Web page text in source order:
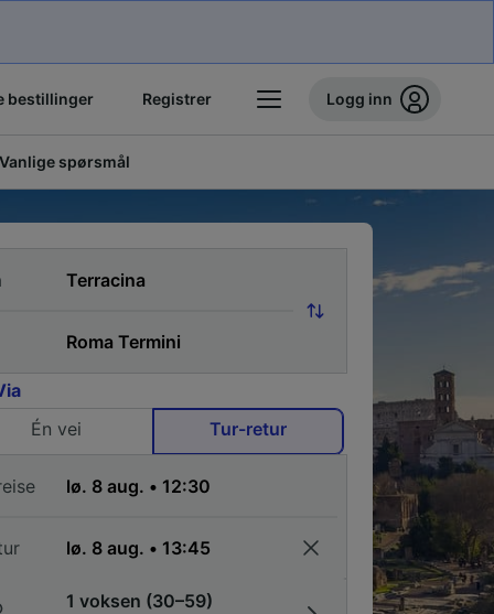
bestillinger Registrer Logg inn
Vanlige spørsmål
Én vei
Tur-retur
1 voksen (30–59)